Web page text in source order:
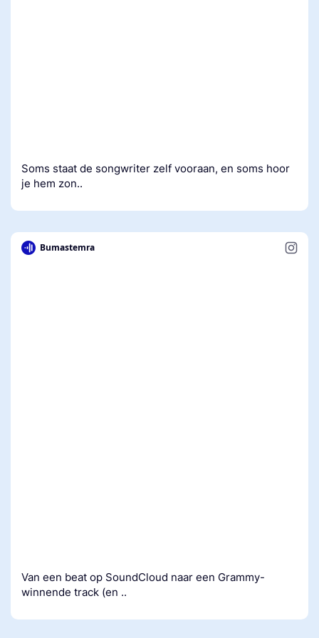
Soms staat de songwriter zelf vooraan, en soms hoor
je hem zon..
Bumastemra
Van een beat op SoundCloud naar een Grammy-
winnende track (en ..